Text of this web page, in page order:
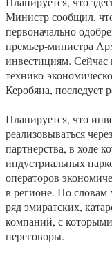
Министр сообщил,
первоначально
премьер-министра
инвестициям. Сейчас
технико-
Керобяна, последует
Планируется, что
реализовываться
партнерства, в ходе
индустриальных
операторов
в регионе. По словам
ряд эмиратских,
компаний, с
переговоры.